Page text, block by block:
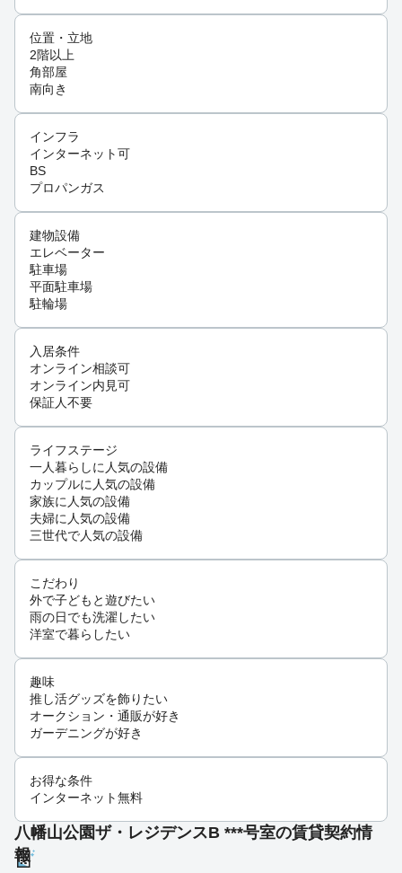
位置・立地
2階以上
角部屋
南向き
インフラ
インターネット可
BS
プロパンガス
建物設備
エレベーター
駐車場
平面駐車場
駐輪場
入居条件
オンライン相談可
オンライン内見可
保証人不要
ライフステージ
一人暮らしに人気の設備
カップルに人気の設備
家族に人気の設備
夫婦に人気の設備
三世代で人気の設備
こだわり
外で子どもと遊びたい
雨の日でも洗濯したい
洋室で暮らしたい
趣味
推し活グッズを飾りたい
オークション・通販が好き
ガーデニングが好き
お得な条件
インターネット無料
八幡山公園ザ・レジデンスB ***号室の賃貸契約情
報